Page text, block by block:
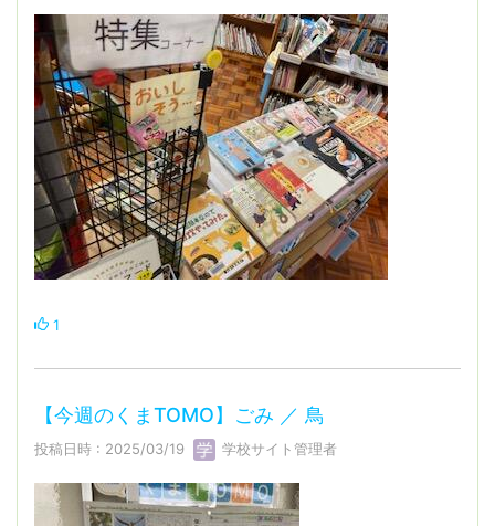
1
【今週のくまTOMO】ごみ ／ 鳥
投稿日時 : 2025/03/19 学校サイト管理者